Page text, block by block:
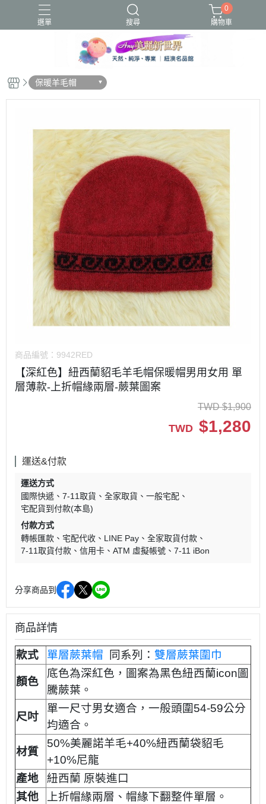
選單 搜尋
圍脖 蜂毒 貝蕾帽
0
購物車
保暖羊毛帽
商品編號： 9942RED
【深紅色】紐西蘭貂毛羊毛帽保暖帽男用女用 單
層薄款-上折帽緣兩層-蕨葉圖案
TWD $1,900
TWD $1,280
運送&付款
運送方式
國際快遞
7-11取貨 全家取貨
一般宅配
宅配貨到付款(本島)
付款方式
轉帳匯款
宅配代收 LINE Pay
全家取貨付款
7-11取貨付款
信用卡 ATM 虛擬帳號 7-11 iBon
分享商品到
商品詳情
款式 單層蕨葉帽 同系列： 雙層蕨葉圍巾
顏色
底色為深紅色，圖案為黑色紐西蘭icon圖
騰蕨葉。
尺吋
單一尺寸男女適合，一般頭圍54-59公分
均適合。
材質
50%美麗諾羊毛+40%紐西蘭袋貂毛
+10%尼龍
產地
紐西蘭 原裝進口
其他
上折帽緣兩層、帽緣下翻整件單層。